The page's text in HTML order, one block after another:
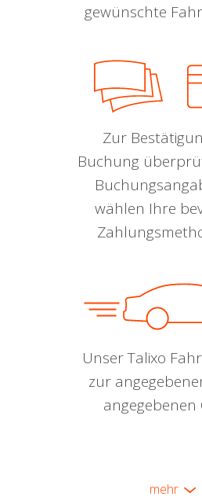
gewünschte
Zur
Buchung
wählen Ihre
Unser Talixo
zur
angegebenen
mehr